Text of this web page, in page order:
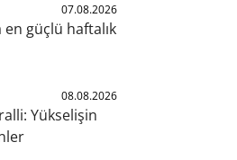
07.08.2026
güçlü haftalık
08.08.2026
Yükselişin